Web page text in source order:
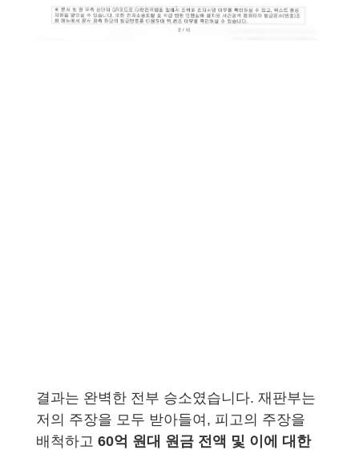
결과는 완벽한 전부 승소였습니다. 재판부는
저의 주장을 모두 받아들여, 피고의 주장을
배척하고 60억 원대 원금 전액 및 이에 대한